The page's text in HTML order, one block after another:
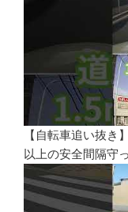
【自転車追い抜き
以上の安全間隔守